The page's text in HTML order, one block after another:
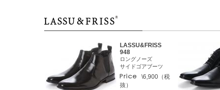
LASSU&FRISS
948
ロングノーズ
サイドゴアブーツ
\6,900（税
抜）